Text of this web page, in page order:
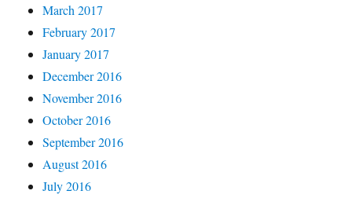
March 2017
February 2017
January 2017
December 2016
November 2016
October 2016
September 2016
August 2016
July 2016